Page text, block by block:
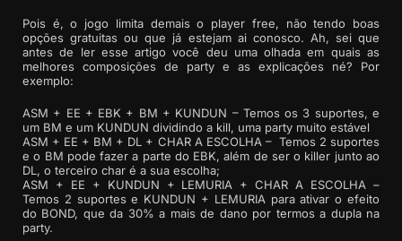
Pois é, o jogo limita demais o player free, não tendo boas
opções gratuitas ou que já estejam ai conosco. Ah, sei que
antes de ler esse artigo você deu uma olhada em quais as
melhores composições de party e as explicações né? Por
exemplo:
ASM + EE + EBK + BM + KUNDUN – Temos os 3 suportes, e
um BM e um KUNDUN dividindo a kill, uma party muito estável
ASM + EE + BM + DL + CHAR A ESCOLHA – Temos 2 suportes
e o BM pode fazer a parte do EBK, além de ser o killer junto ao
DL, o terceiro char é a sua escolha;
ASM + EE + KUNDUN + LEMURIA + CHAR A ESCOLHA –
Temos 2 suportes e KUNDUN + LEMURIA para ativar o efeito
do BOND, que da 30% a mais de dano por termos a dupla na
party.